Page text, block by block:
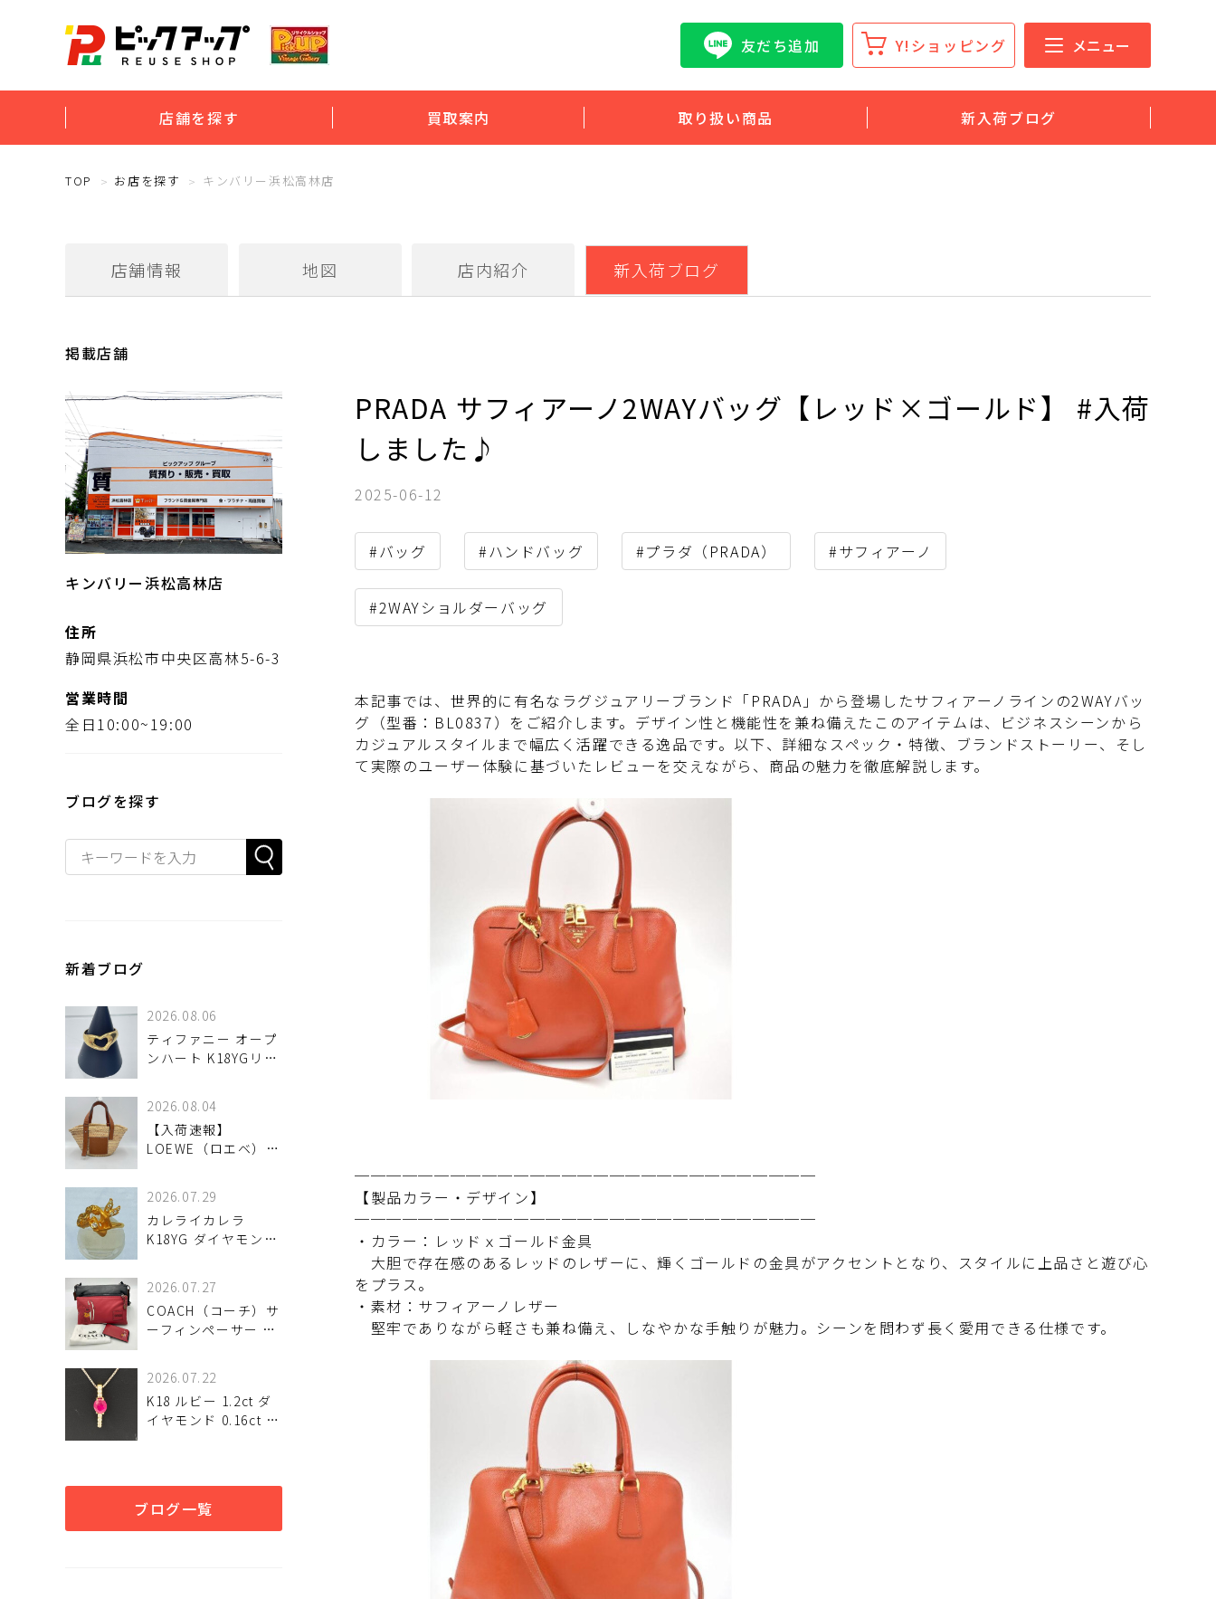
友だち追加 Y!ショッピング メニュー
店舗を探す 買取案内 取り扱い商品 新入荷ブログ
TOP お店を探す キンバリー浜松高林店
店舗情報 地図 店内紹介 新入荷ブログ
掲載店舗
キンバリー浜松高林店
住所
静岡県浜松市中央区高林5-6-3
営業時間
全日10:00~19:00
ブログを探す
新着ブログ
2026.08.06
ティファニー オープ
ンハート K18YGリン
2026.08.04
【入荷速報】
LOEWE（ロエベ）バ
2026.07.29
カレライカレラ
K18YG ダイヤモンド
2026.07.27
COACH（コーチ）サ
ーフィンペーサー シ
と注意点 中古で選ぶ
前に確認したいポイ
ント
2026.07.22
K18 ルビー 1.2ct ダ
イヤモンド 0.16ct ネ
ブログ一覧
PRADA サフィアーノ2WAYバッグ【レッド×ゴールド】 #入荷
しました♪
2025-06-12
#バッグ #ハンドバッグ #プラダ（PRADA） #サフィアーノ
#2WAYショルダーバッグ
本記事では、世界的に有名なラグジュアリーブランド「PRADA」から登場したサフィアーノラインの2WAYバッ
グ（型番：BL0837）をご紹介します。デザイン性と機能性を兼ね備えたこのアイテムは、ビジネスシーンから
カジュアルスタイルまで幅広く活躍できる逸品です。以下、詳細なスペック・特徴、ブランドストーリー、そし
て実際のユーザー体験に基づいたレビューを交えながら、商品の魅力を徹底解説します。
─────────────────────────────
【製品カラー・デザイン】
─────────────────────────────
・カラー：レッドｘゴールド金具
大胆で存在感のあるレッドのレザーに、輝くゴールドの金具がアクセントとなり、スタイルに上品さと遊び心
をプラス。
・素材：サフィアーノレザー
堅牢でありながら軽さも兼ね備え、しなやかな手触りが魅力。シーンを問わず長く愛用できる仕様です。